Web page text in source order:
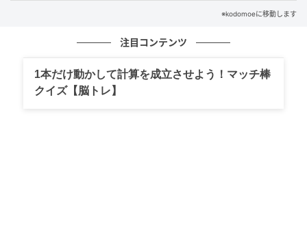
ナポリタン
ライスしたウインナー、輪切りのピーマンを描いて切
ジ色の毛糸をふんわりと置き、上に具を散らす。
※kodomoeに移動します
注目コンテンツ
1本だけ動かして計算を成立させよう！マッチ棒
クイズ【脳トレ】